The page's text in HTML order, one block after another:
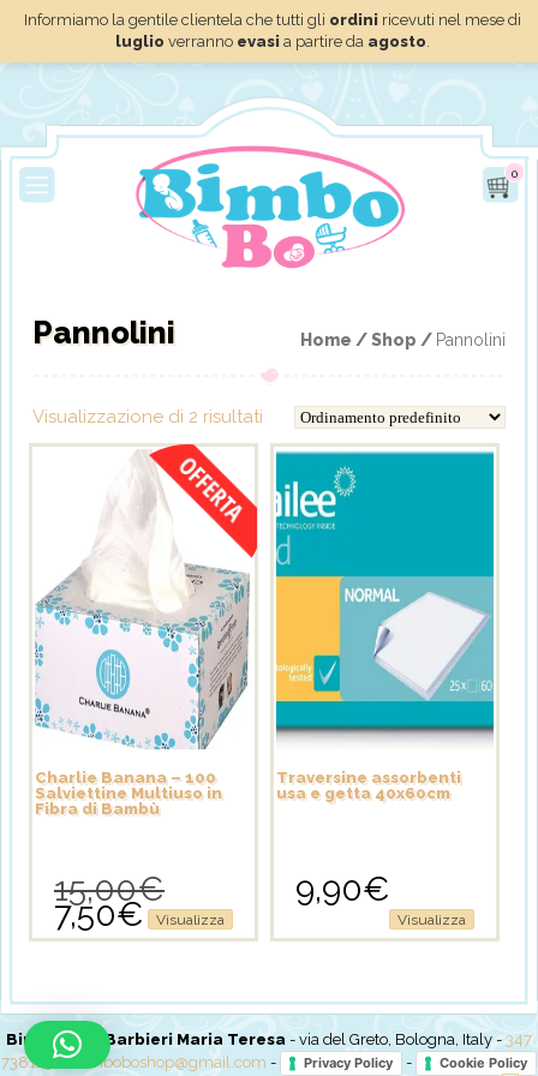
Informiamo la gentile clientela che tutti gli ordini ricevuti nel mese di
luglio verranno evasi a partire da agosto.
0
Home /Shop / Pannolini
Pannolini
Visualizzazione di 2 risultati
Charlie Banana – 100
Salviettine Multiuso in
Fibra di Bambù
15,00€Il
prezzo
originale
7,50€ Il
prezzo
7,50€.
Visualizza
Traversine assorbenti
usa e getta 40x60cm
9,90€
Visualizza
BimboBo di Barbieri Maria Teresa - via del Greto, Bologna, Italy - 347
7381237-bimboboshop@gmail.com - Privacy Policy - Cookie Policy